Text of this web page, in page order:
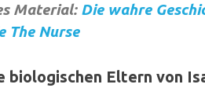
Material: Die wahre
The Nurse
biologischen Eltern von